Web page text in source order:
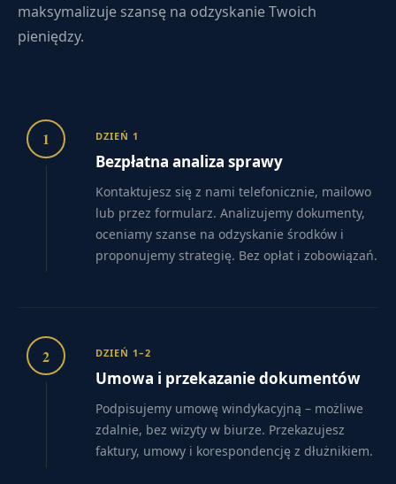
maksymalizuje szansę na odzyskanie Twoich
pieniędzy.
1 DZIEŃ 1
Bezpłatna analiza sprawy
Kontaktujesz się z nami telefonicznie, mailowo
lub przez formularz. Analizujemy dokumenty,
oceniamy szanse na odzyskanie środków i
proponujemy strategię. Bez opłat i zobowiązań.
2 DZIEŃ 1–2
Umowa i przekazanie dokumentów
Podpisujemy umowę windykacyjną – możliwe
zdalnie, bez wizyty w biurze. Przekazujesz
faktury, umowy i korespondencję z dłużnikiem.